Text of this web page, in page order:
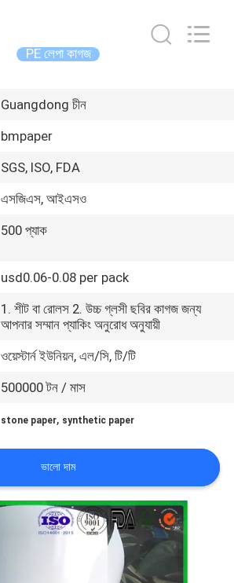
PE লেপা কাগজ
Guangdong চীন
bmpaper
SGS, ISO, FDA
এসজিএস, আইএসও
500 প্যাক
usd0.06-0.08 per pack
1. শীট বা রোলস 2. উচ্চ গ্লসী ছবির কাগজ জন্য
আপনার সম্মান প্যাকিং অনুরোধ অনুযায়ী
ওয়েস্টার্ন ইউনিয়ন, এল/সি, টি/টি
500000 টন / মাস
stone paper, synthetic paper
ভালো দাম